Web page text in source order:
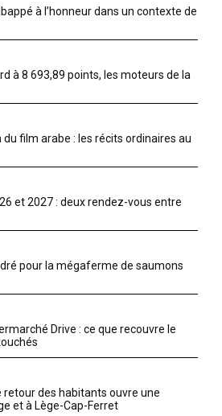
à l’honneur dans un contexte de
à 8 693,89 points, les moteurs de la
du film arabe : les récits ordinaires au
et 2027 : deux rendez-vous entre
pour la mégaferme de saumons
Drive : ce que recouvre le
retour des habitants ouvre une
et à Lège-Cap-Ferret